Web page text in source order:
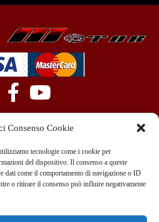
Consenso Cookie
tecnologie come i cookie per
del dispositivo. Il consenso a queste
dati come il comportamento di navigazione o ID
o ritirare il consenso può influire negativamente
33
info@teammotor.it